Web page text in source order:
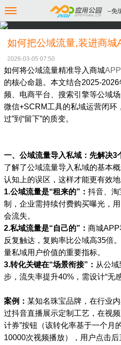
--免
如何把公域流量,装进商城
2026-03-05 07:50
如何将公域流量精准导入商城
的核心命题。本文结合2025-
频、电商平台、搜索引擎等公域
微信+SCRM工具的私域运营闭环
过”到“留下”的质变。
一、公域流量导入私域：先解决3
了解了公域流量导入私域的基本
认知上的误区，这样才能更有效地
1.公域流量是“租来的”： 抖音、淘
制，企业需持续付费购买曝光，
会流失。
2.私域流量是“自己的”： 商城APP
反复触达，复购率比公域高35倍
量私域用户价值的重要指标。
3.转化关键在“场景衔接”： 从公
步，流失率提升40%，需设计“无
案例： 某知名珠宝品牌，在行业
过抖音直播展示定制工艺，在视
计券”按钮（该转化率基于一个月
10000次视频播放），用户点击